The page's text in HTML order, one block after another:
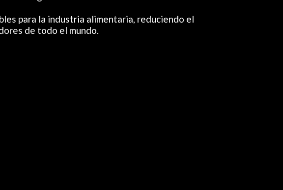
para la industria alimentaria, reduciendo el
de todo el mundo.